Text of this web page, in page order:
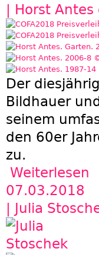
| Horst Antes
Der
Bildhauer
seinem
den 60er
zu.
Weiterlesen
07.03.2018
| Julia